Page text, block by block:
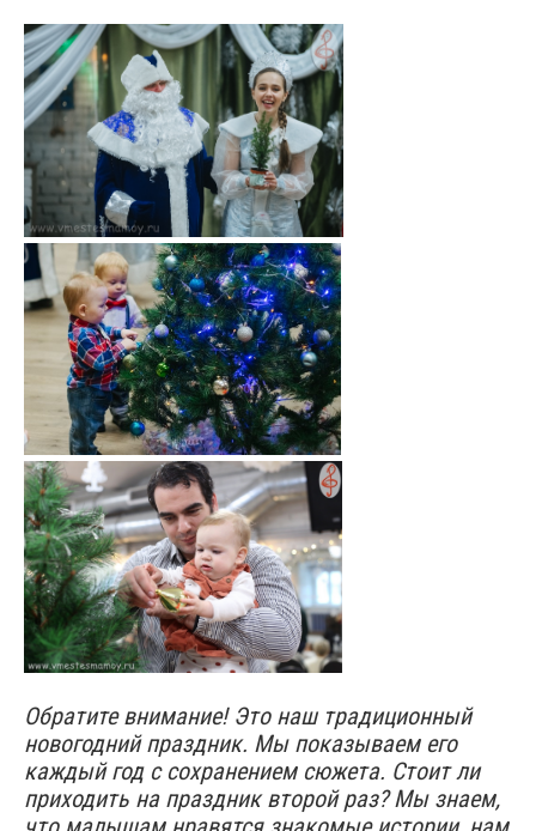
Обратите внимание! Это наш традиционный
новогодний праздник. Мы показываем его
каждый год с сохранением сюжета. Стоит ли
приходить на праздник второй раз? Мы знаем,